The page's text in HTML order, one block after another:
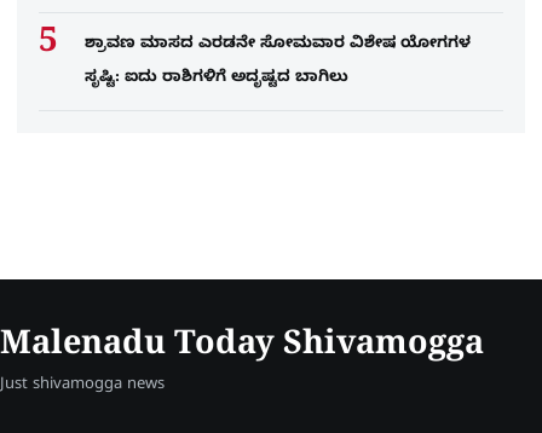
ಶ್ರಾವಣ ಮಾಸದ ಎರಡನೇ ಸೋಮವಾರ ವಿಶೇಷ ಯೋಗಗಳ
ಸೃಷ್ಟಿ: ಐದು ರಾಶಿಗಳಿಗೆ ಅದೃಷ್ಟದ ಬಾಗಿಲು
Malenadu Today Shivamogga
Just shivamogga news